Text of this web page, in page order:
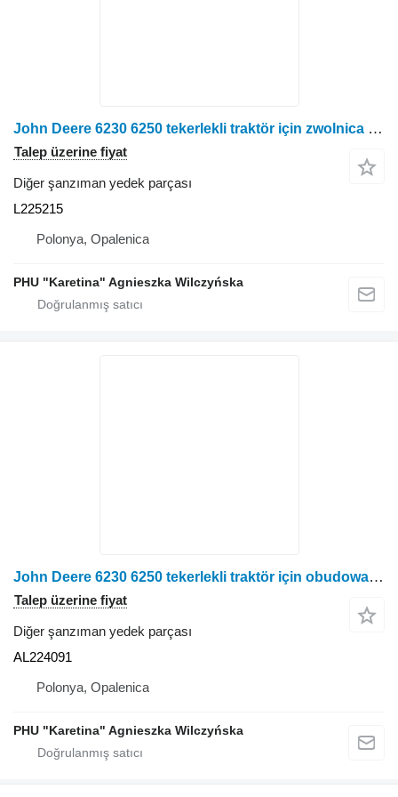
John Deere 6230 6250 tekerlekli traktör için zwolnica obudowa L225215 diğer şanzıman yedek parçası
Talep üzerine fiyat
Diğer şanzıman yedek parçası
L225215
Polonya, Opalenica
PHU "Karetina" Agnieszka Wilczyńska
John Deere 6230 6250 tekerlekli traktör için obudowa dyferencjału mechanizmu róźnicowego AL224091 diğer şanzıman yedek parçası
Talep üzerine fiyat
Diğer şanzıman yedek parçası
AL224091
Polonya, Opalenica
PHU "Karetina" Agnieszka Wilczyńska